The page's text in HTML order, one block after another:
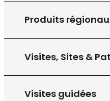
Produits
Visites, Sites &
Visites guidées
et du Périgord